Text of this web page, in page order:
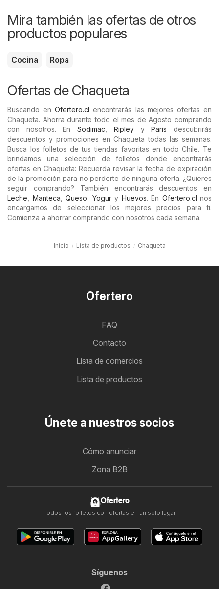
Mira también las ofertas de otros
productos populares
Cocina Ropa
Ofertas de Chaqueta
Buscando enOfertero.cl encontrarás las mejores ofertas en
Chaqueta. Ahorra durante todo el mes de Agosto comprando
con nosotros. EnSodimac RipleyyParis descubrirás
descuentos y promociones en Chaqueta todas las semanas.
Busca los folletos de tus tiendas favoritas en todo Chile. Te
brindamos una selección de folletos donde encontrarás
ofertas en Chaqueta: Recuerda revisar la fecha de expiración
de la promoción para no perderte de ninguna oferta. ¿Quieres
seguir comprando? También encontrarás descuentos en
Leche
Manteca Queso Yogury Huevos. En Ofertero.cl nos
encargamos de seleccionar los mejores precios para ti.
Comienza a ahorrar comprando con nosotros cada semana.
Inicio Lista de productos Chaqueta
Ofertero
FAQ
Contacto
Lista de comercios
Lista de productos
Únete a nuestros socios
Cómo anunciar
Zona B2B
Ofertero
Todos los folletos con ofertas en un solo lugar
Síguenos